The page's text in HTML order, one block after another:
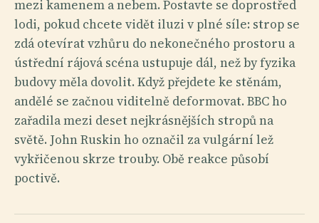
mezi kamenem a nebem. Postavte se doprostřed
lodi, pokud chcete vidět iluzi v plné síle: strop se
zdá otevírat vzhůru do nekonečného prostoru a
ústřední rájová scéna ustupuje dál, než by fyzika
budovy měla dovolit. Když přejdete ke stěnám,
andělé se začnou viditelně deformovat. BBC ho
zařadila mezi deset nejkrásnějších stropů na
světě. John Ruskin ho označil za vulgární lež
vykřičenou skrze trouby. Obě reakce působí
poctivě.